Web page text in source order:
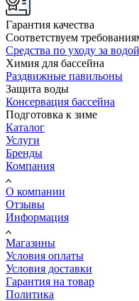
Гарантия качества
Соответствуем
Средства по уходу за водой
Химия для бассейна
Раздвижные павильоны
Защита воды
Консервация бассейна
Подготовка к зиме
Каталог
Услуги
Бренды
Компания
О компании
Отзывы
Информация
Магазины
Условия оплаты
Условия доставки
Гарантия на товар
Политика